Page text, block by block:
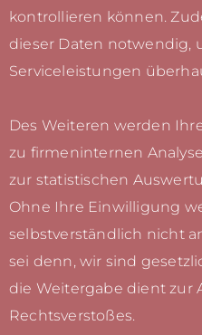
kontrollieren können.
dieser Daten notwendig,
Serviceleistungen
Des Weiteren werden
zu firmeninternen
zur statistischen
Ohne Ihre Einwilligung
selbstverständlich nicht
sei denn, wir sind
die Weitergabe dient zur
Rechtsverstoßes.